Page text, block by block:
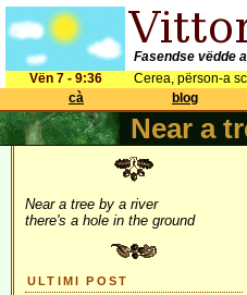
Fasendse vëdde
Vën 7 - 9:36
Cerea, përson-a
cà
blog
Near a
Near a tree by a river
there's a hole in the ground
ULTIMI POST